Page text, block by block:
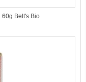
60g Belt's Bio